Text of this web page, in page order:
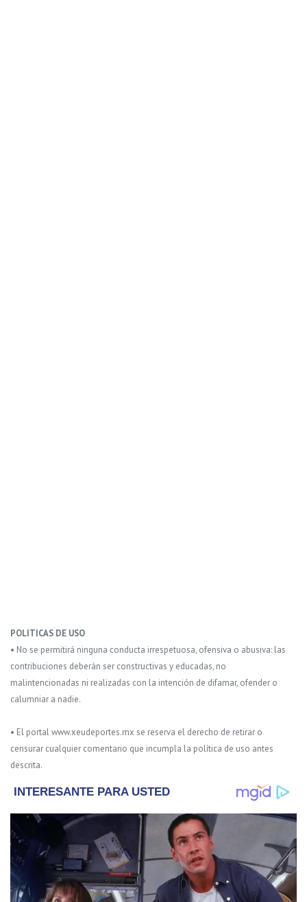
POLITICAS DE USO
• No se permitirá ninguna conducta irrespetuosa, ofensiva o abusiva: las
contribuciones deberán ser constructivas y educadas, no
malintencionadas ni realizadas con la intención de difamar, ofender o
calumniar a nadie.
• El portal www.xeudeportes.mx se reserva el derecho de retirar o
censurar cualquier comentario que incumpla la política de uso antes
descrita.